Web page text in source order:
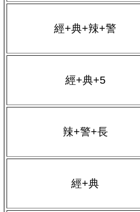
經+典+辣+警
經+典+5
辣+警+長
經+典